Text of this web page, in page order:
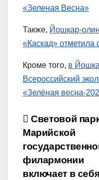
«Зеленая Весна»
Также, Йошкар-
«Каскад» отметила
Кроме того, в
Всероссийский
«Зелёная весна-
по
записям
Cветовой
Марийской
филармонии
включает в себя